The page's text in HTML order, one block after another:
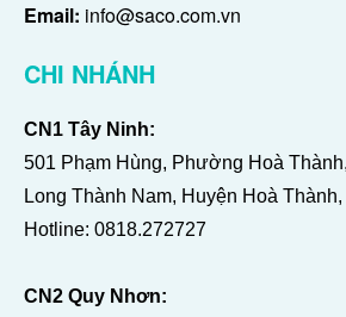
Email: info@saco.com.vn
CHI NHÁNH
CN1 Tây Ninh:
501 Phạm Hùng, Phường Hoà
Long Thành Nam, Huyện Hoà
Hotline: 0818.272727
CN2 Quy Nhơn: